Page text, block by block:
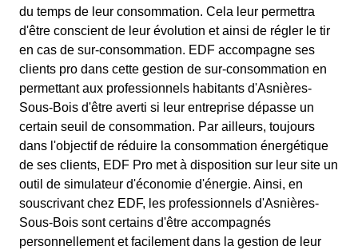
du temps de leur consommation. Cela leur permettra
d'être conscient de leur évolution et ainsi de régler le tir
en cas de sur-consommation. EDF accompagne ses
clients pro dans cette gestion de sur-consommation en
permettant aux professionnels habitants d'Asnières-
Sous-Bois d'être averti si leur entreprise dépasse un
certain seuil de consommation. Par ailleurs, toujours
dans l'objectif de réduire la consommation énergétique
de ses clients, EDF Pro met à disposition sur leur site un
outil de simulateur d'économie d'énergie. Ainsi, en
souscrivant chez EDF, les professionnels d'Asnières-
Sous-Bois sont certains d'être accompagnés
personnellement et facilement dans la gestion de leur